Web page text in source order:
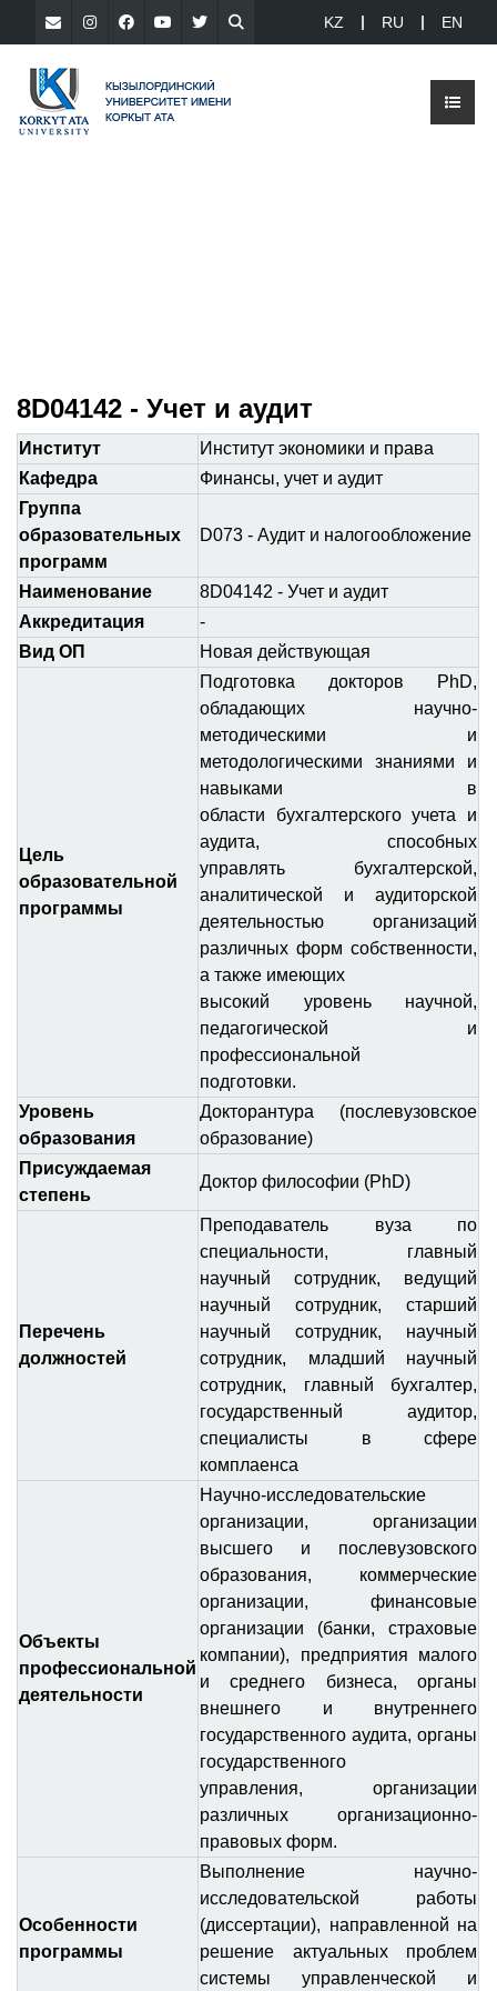
KZ RU EN
8D04142 - Учет и аудит
Институт
Институт экономики и права
Кафедра
Финансы, учет и аудит
Группа
образовательных
программ
D073 - Аудит и налогообложение
Наименование
8D04142 - Учет и аудит
Аккредитация
-
Вид ОП
Новая действующая
Цель
образовательной
программы
Подготовка докторов PhD,
обладающих научно-
методическими и
методологическими знаниями и
навыками в
области бухгалтерского учета и
аудита, способных
управлять бухгалтерской,
аналитической и аудиторской
деятельностью организаций
различных форм собственности,
а также имеющих
высокий уровень научной,
педагогической и
профессиональной
подготовки.
Уровень
образования
Докторантура (послевузовское
образование)
Присуждаемая
степень
Доктор философии (PhD)
Перечень
должностей
Преподаватель вуза по
специальности, главный
научный сотрудник, ведущий
научный сотрудник, старший
научный сотрудник, научный
сотрудник, младший научный
сотрудник, главный бухгалтер,
государственный аудитор,
специалисты в сфере
комплаенса
Объекты
профессиональной
деятельности
Научно-исследовательские
организации, организации
высшего и послевузовского
образования, коммерческие
организации, финансовые
организации (банки, страховые
компании), предприятия малого
и среднего бизнеса, органы
внешнего и внутреннего
государственного аудита, органы
государственного
управления, организации
различных организационно-
правовых форм.
Особенности
программы
Выполнение научно-
исследовательской работы
(диссертации), направленной на
решение актуальных проблем
системы управленческой и